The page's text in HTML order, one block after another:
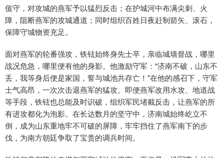
值守，对攻城的燕军予以猛烈反击；在护城河中布满尖刺、火
障，阻断燕军的攻城通道；同时组织百姓日夜赶制箭矢、滚石，
保障守城物资充足。
面对燕军的轮番强攻，铁铉始终身先士卒，亲临城墙督战，哪里
战况危急，哪里便有他的身影。他激励守军：“济南不破，山东不
丢，我等身后便是家国，誓与城池共存亡！”在他的感召下，守军
士气高昂，一次次击退燕军的猛攻。即便燕军改用水攻、地道战
等手段，铁铉也总能及时识破，组织军民堵截反击，让燕军的所
有进攻都化为泡影。在长达数月的坚守中，济南城始终屹立不
倒，成为山东重地牢不可破的屏障，牢牢挡住了燕军南下的步
伐，为南方朝廷争取了宝贵的调兵时间。